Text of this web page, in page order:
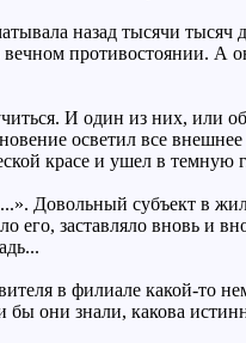
назад тысячи
противостоянии. А
И один из них,
осветил все
красе и ушел в темную
Довольный субъект в
его, заставляло вновь и
в филиале какой-то
бы они знали, какова